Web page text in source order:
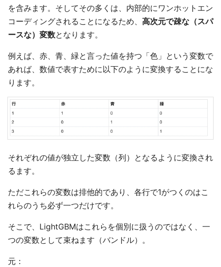
を含みます。そしてその多くは、内部的にワンホットエン
コーディングされることになるため、 高次元で疎な（スパ
ースな）変数となります。
例えば、赤、青、緑と言った値を持つ「色」という変数で
あれば、数値で表すために以下のように変換することにな
ります。
それぞれの値が独立した変数（列）となるように変換され
るます。
ただこれらの変数は排他的であり、各行で1がつくのはこ
れらのうち必ず一つだけです。
そこで、LightGBMはこれらを個別に扱うのではなく、一
つの変数として束ねます（バンドル）。
元：